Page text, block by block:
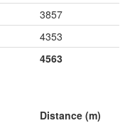
3857
4353
4563
Distance (m)